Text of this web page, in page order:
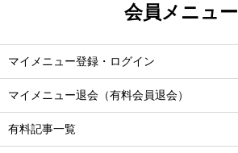
会員メニュー
マイメニュー登録・ログイン
マイメニュー退会（有料会員退会）
有料記事一覧